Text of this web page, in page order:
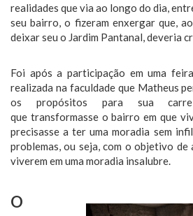
realidades que via ao longo do dia,
seu bairro, o fizeram enxergar que,
deixar seu o Jardim Pantanal, deveria
Foi após a participação em uma
realizada na faculdade que Matheus
os propósitos para sua
que transformasse o bairro em que
precisasse a ter uma moradia sem
problemas, ou seja, com o objetivo de
viverem em uma moradia insalubre.
O